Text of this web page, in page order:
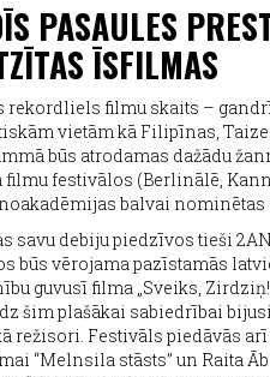
PASAULES
ĪSFILMAS
rekordliels filmu skaits –
vietām kā Filipīnas,
būs atrodamas dažādu
filmu festivālos (Berlinālē,
balvai nominētas
savu debiju piedzīvos tieši
būs vērojama pazīstamās
guvusī filma „Sveiks,
šim plašākai sabiedrībai
režisori. Festivāls piedāvās
“Melnsila stāsts” un Raita